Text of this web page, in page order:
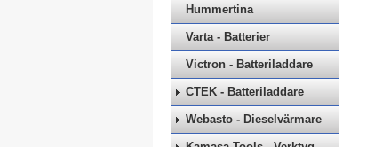
Hummertina
Varta - Batterier
Victron - Batteriladdare
CTEK - Batteriladdare
Webasto - Dieselvärmare